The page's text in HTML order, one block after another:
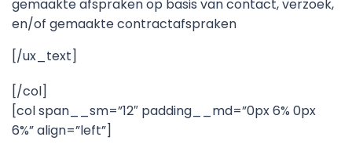
gemaakte afspraken op basis van contact, verzoek,
en/of gemaakte contractafspraken
[/ux_text]
[/col]
[col span__sm=”12″ padding__md=”0px 6% 0px
6%” align=”left”]